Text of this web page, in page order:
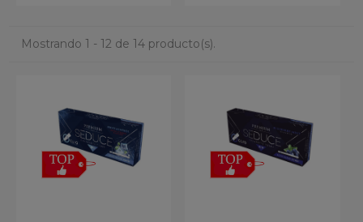
Mostrando 1 - 12 de 14 producto(s).